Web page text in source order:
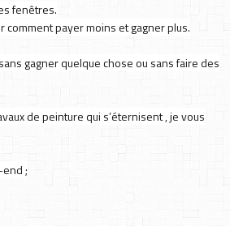
fenêtres.
comment payer moins et gagner plus.
gagner quelque chose ou sans faire des
de peinture qui s’éternisent , je vous
;